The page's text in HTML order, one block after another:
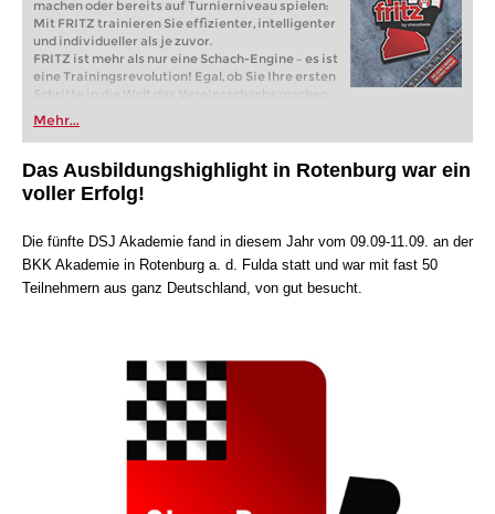
machen oder bereits auf Turnierniveau spielen:
Mit FRITZ trainieren Sie effizienter, intelligenter
und individueller als je zuvor.
FRITZ ist mehr als nur eine Schach-Engine – es ist
eine Trainingsrevolution! Egal, ob Sie Ihre ersten
Schritte in die Welt des Vereinsschachs machen
oder bereits auf Turnierniveau spielen: Mit
FRITZ trainieren Sie effizienter, intelligenter und
individueller als je zuvor.
Mehr...
Das Ausbildungshighlight in Rotenburg war ein
voller Erfolg!
Die fünfte DSJ Akademie fand in diesem Jahr vom 09.09-11.09. an der
BKK Akademie in Rotenburg a. d. Fulda statt und war mit fast 50
Teilnehmern aus ganz Deutschland, von gut besucht.